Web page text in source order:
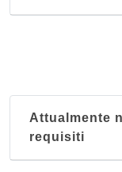
Attualmente
requisiti